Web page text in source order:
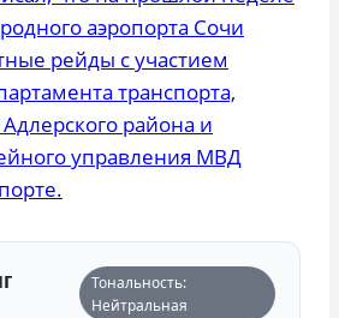
аэропорта Сочи
рейды с участием
транспорта,
района и
управления МВД
Тональность:
Нейтральная